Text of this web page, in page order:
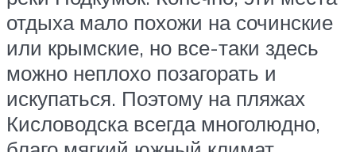
отдыха мало похожи на сочинские
или крымские, но все-таки здесь
можно неплохо позагорать и
искупаться. Поэтому на пляжах
Кисловодска всегда многолюдно,